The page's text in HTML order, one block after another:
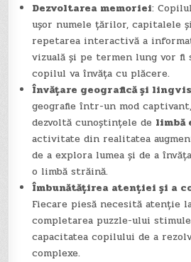
Dezvoltarea memoriei:
ușor numele țărilor, capitalele
repetarea interactivă a
vizuală și pe termen lung vor fi
copilul va învăța cu plăcere.
Învățare geografică și
geografie într-un mod
dezvoltă cunoștințele de limbă
activitate din realitatea
de a explora lumea și de a
o limbă străină.
Îmbunătățirea atenției și a
Fiecare piesă necesită atenție
completarea puzzle-ului
capacitatea copilului de a
complexe.